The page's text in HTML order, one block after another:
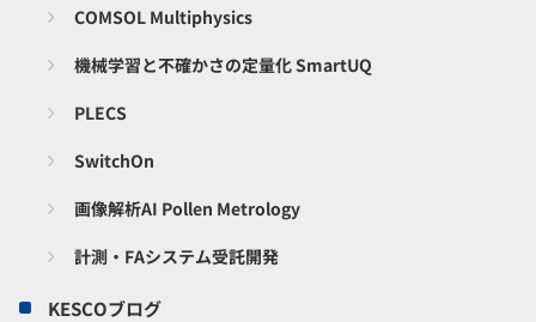
COMSOL Multiphysics
機械学習と不確かさの定量化 SmartUQ
PLECS
SwitchOn
画像解析AI Pollen Metrology
計測・FAシステム受託開発
KESCOブログ